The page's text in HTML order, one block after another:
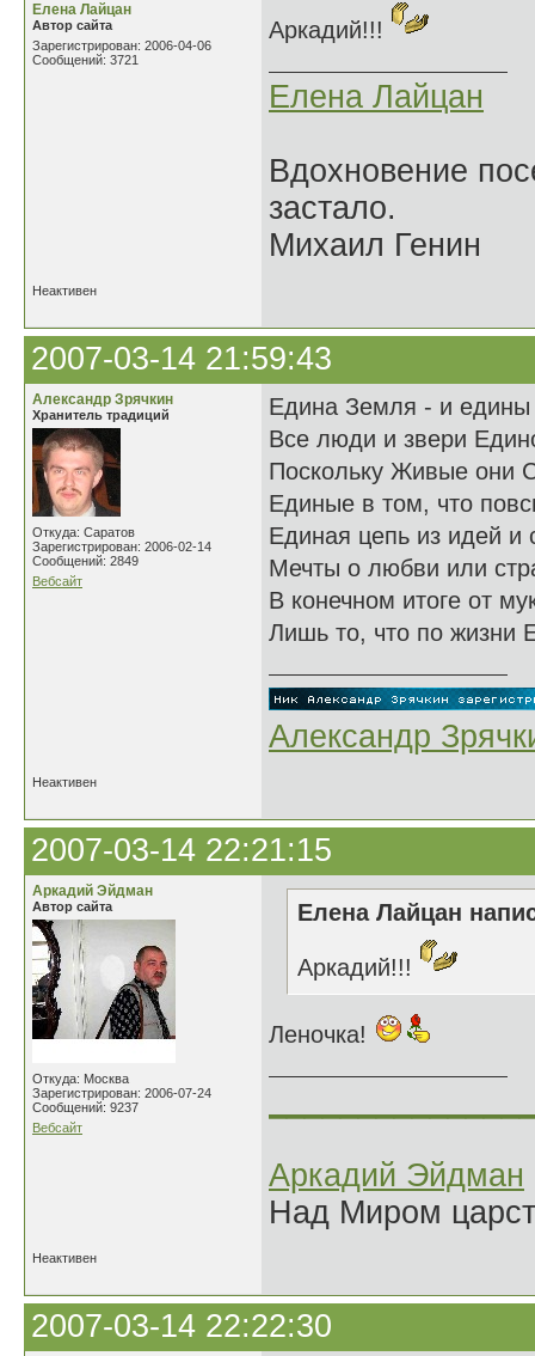
Елена Лайцан
Автор сайта
Зарегистрирован: 2006-04-06
Сообщений: 3721
Аркадий!!!
Елена Лайцан
Вдохновение
застало.
Михаил Генин
Неактивен
2007-03-14 21:59:43
Александр Зрячкин
Хранитель традиций
Откуда: Саратов
Зарегистрирован: 2006-02-14
Сообщений: 2849
Вебсайт
Едина Земля - и
Все люди и звери
Поскольку Живые они
Единые в том, что
Единая цепь из идей и
Мечты о любви или
В конечном итоге от
Лишь то, что по жизни
Александр
Неактивен
2007-03-14 22:21:15
Аркадий Эйдман
Автор сайта
Откуда: Москва
Зарегистрирован: 2006-07-24
Сообщений: 9237
Вебсайт
Елена Лайцан
Аркадий!!!
Леночка!
Аркадий Эйдман
Над Миром
Неактивен
2007-03-14 22:22:30